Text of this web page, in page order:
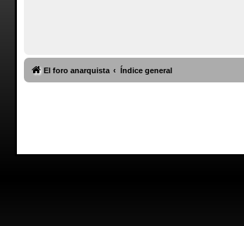
El foro anarquista Índice general